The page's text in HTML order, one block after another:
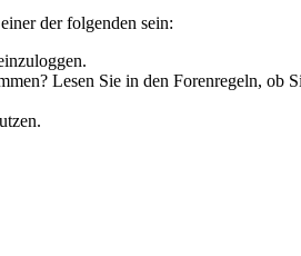
der folgenden sein:
Lesen Sie in den Forenregeln, ob